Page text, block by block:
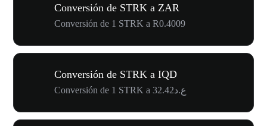
Conversión de STRK a ZAR
Conversión de 1 STRK a R0.4009
Conversión de STRK a IQD
Conversión de 1 STRK a ع.د32.42